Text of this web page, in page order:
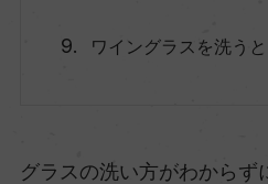
ワイングラスを洗う
グラスの洗い方がわからず